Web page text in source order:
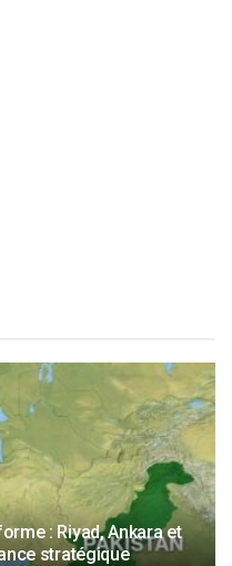
: Riyad, Ankara et
stratégique